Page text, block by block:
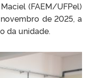
(FAEM/UFPel)
de 2025, a
da unidade.